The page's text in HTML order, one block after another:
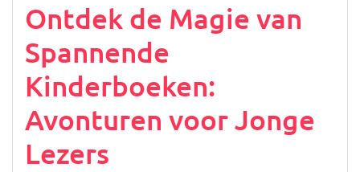
Ontdek de Magie van
Spannende
Kinderboeken:
Avonturen voor Jonge
Lezers